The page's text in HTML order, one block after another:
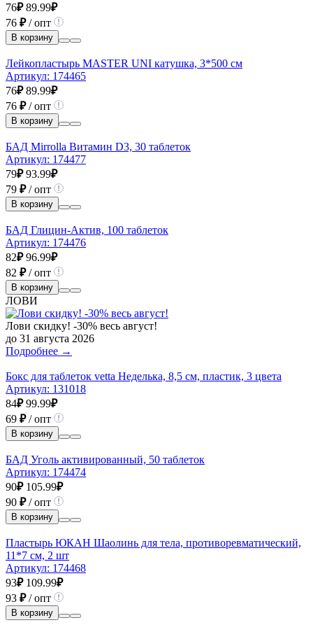
76₽ 89.99₽
76 ₽/ опт
В корзину
Лейкопластырь MASTER UNI катушка, 3*500 см
Артикул: 174465
76₽ 89.99₽
76 ₽/ опт
В корзину
БАД Mirrolla Витамин D3, 30 таблеток
Артикул: 174477
79₽ 93.99₽
79 ₽/ опт
В корзину
БАД Глицин-Актив, 100 таблеток
Артикул: 174476
82₽ 96.99₽
82 ₽/ опт
В корзину
ЛОВИ
Лови скидку! -30% весь август!
до 31 августа 2026
Подробнее →
Бокс для таблеток vetta Неделька, 8,5 см, пластик, 3 цвета
Артикул: 131018
84₽ 99.99₽
69 ₽/ опт
В корзину
БАД Уголь активированный, 50 таблеток
Артикул: 174474
90₽ 105.99₽
90 ₽/ опт
В корзину
Пластырь ЮКАН Шаолинь для тела, противоревматический,
11*7 см, 2 шт
Артикул: 174468
93₽ 109.99₽
93 ₽/ опт
В корзину